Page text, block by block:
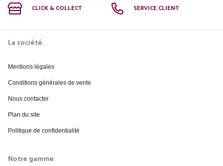
CLICK & COLLECT SERVICE CLIENT
La société
Mentions légales
Conditions générales de vente
Nous contacter
Plan du site
Politique de confidentialité
Notre gamme